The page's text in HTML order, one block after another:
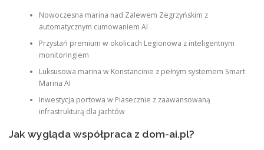
Nowoczesna marina nad Zalewem Zegrzyńskim z
automatycznym cumowaniem AI
Przystań premium w okolicach Legionowa z inteligentnym
monitoringiem
Luksusowa marina w Konstancinie z pełnym systemem Smart
Marina AI
Inwestycja portowa w Piasecznie z zaawansowaną
infrastrukturą dla jachtów
Jak wygląda współpraca z dom-ai.pl?